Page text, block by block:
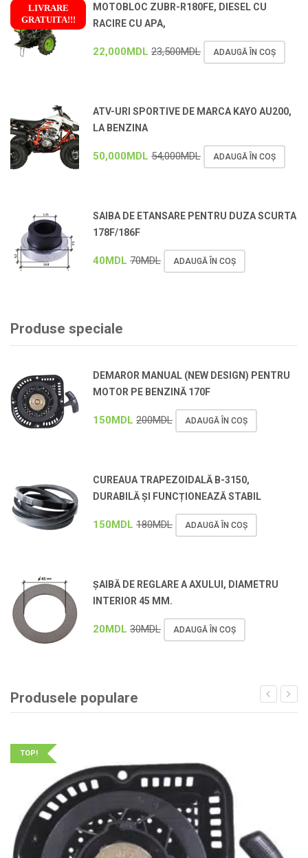
LIVRARE
GRATUITA!!!
!
MOTOBLOC ZUBR-R180FE, DIESEL CU
RACIRE CU APA,
22,000MDL 23,500MDL ADAUGĂ ÎN COȘ
ATV-URI SPORTIVE DE MARCA KAYO AU200,
LA BENZINA
50,000MDL 54,000MDL ADAUGĂ ÎN COȘ
SAIBA DE ETANSARE PENTRU DUZA SCURTA
178F/186F
40MDL 70MDL ADAUGĂ ÎN COȘ
Produse speciale
DEMAROR MANUAL (NEW DESIGN) PENTRU
MOTOR PE BENZINĂ 170F
150 MDL 200MDL ADAUGĂ ÎN COȘ
CUREAUA TRAPEZOIDALĂ B-3150,
DURABILĂ ȘI FUNCȚIONEAZĂ STABIL
150 MDL 180MDL ADAUGĂ ÎN COȘ
ȘAIBĂ DE REGLARE A AXULUI, DIAMETRU
INTERIOR 45 MM.
20 MDL 30MDL ADAUGĂ ÎN COȘ
Produsele populare
TOP!